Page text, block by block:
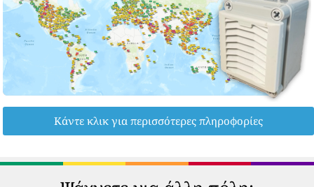
Κάντε κλικ για περισσότερες πληροφορίες